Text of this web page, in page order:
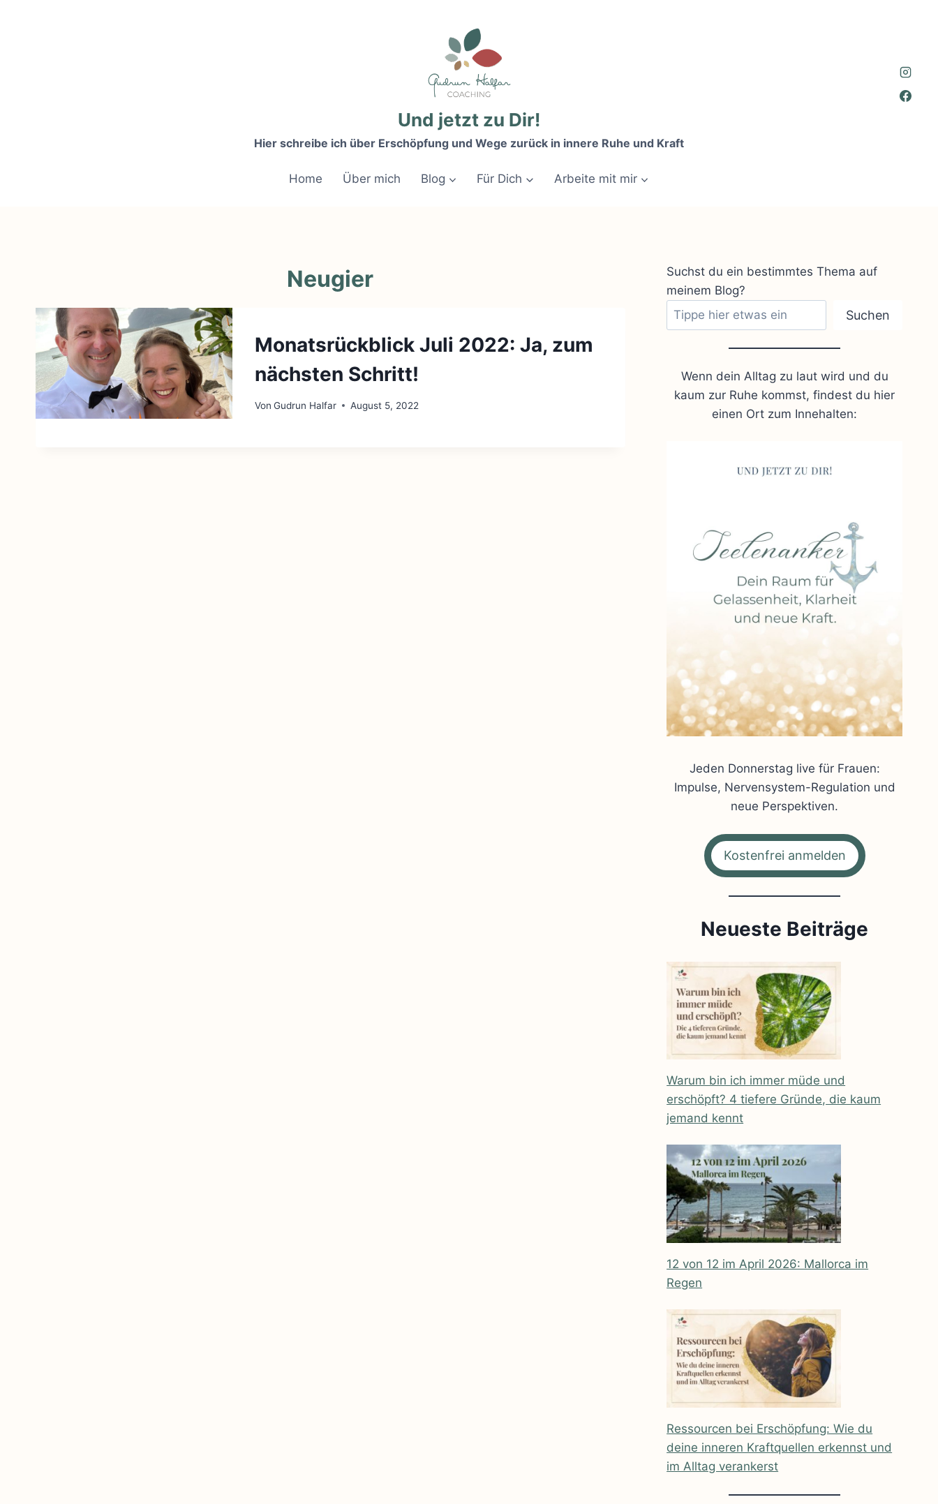
Und jetzt zu Dir!
Hier schreibe ich über Erschöpfung und Wege zurück in innere Ruhe und Kraft
Home Über mich Blog Für Dich Arbeite mit mir
Neugier
Monatsrückblick Juli 2022: Ja, zum
nächsten Schritt!
Von Gudrun Halfar August 5, 2022
Suchst du ein bestimmtes Thema auf
meinem Blog?
Suchen
Wenn dein Alltag zu laut wird und du
kaum zur Ruhe kommst, findest du hier
einen Ort zum Innehalten:
Jeden Donnerstag live für Frauen:
Impulse, Nervensystem-Regulation und
neue Perspektiven.
Kostenfrei anmelden
Neueste Beiträge
Warum bin ich immer müde und
erschöpft? 4 tiefere Gründe, die kaum
jemand kennt
12 von 12 im April 2026: Mallorca im
Regen
Ressourcen bei Erschöpfung: Wie du
deine inneren Kraftquellen erkennst und
im Alltag verankerst